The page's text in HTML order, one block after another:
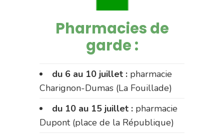
Pharmacies de
garde :
du 6 au 10 juillet : pharmacie
Charignon-Dumas (La Fouillade)
du 10 au 15 juillet : pharmacie
Dupont (place de la République)